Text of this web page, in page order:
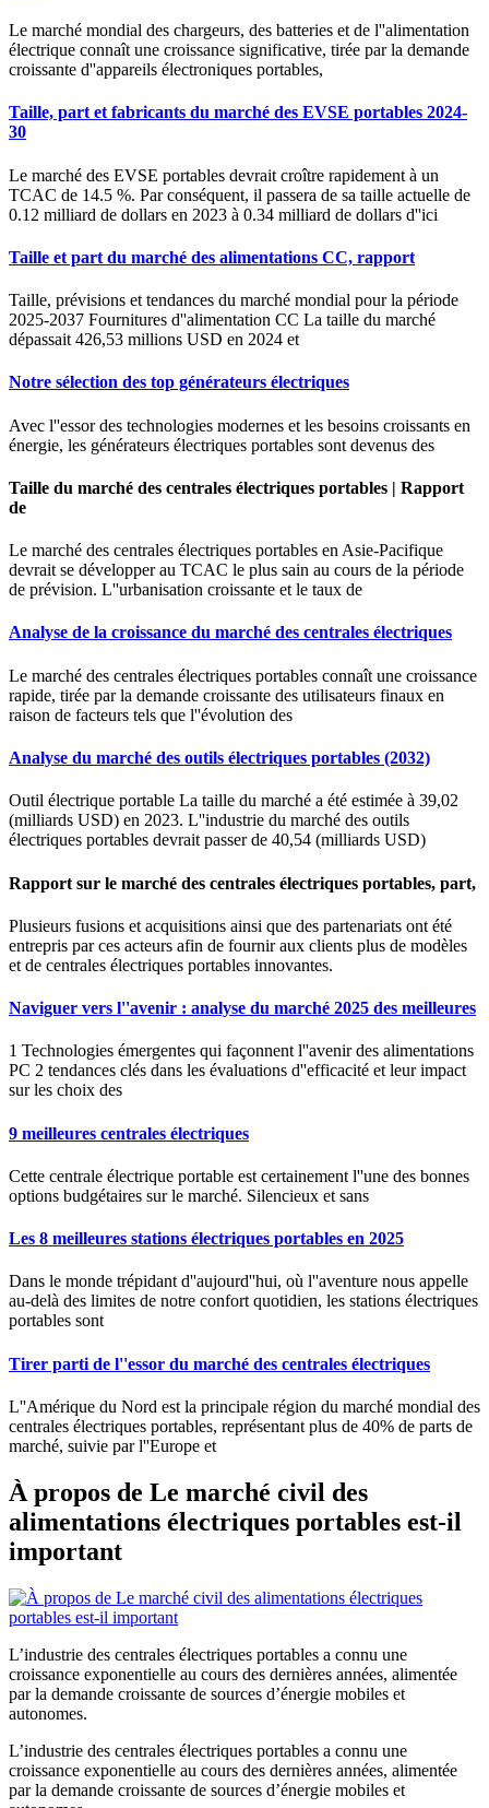
Le marché mondial des chargeurs, des batteries et de l''alimentation
électrique connaît une croissance significative, tirée par la demande
croissante d''appareils électroniques portables,
Taille, part et fabricants du marché des EVSE portables 2024-
30
Le marché des EVSE portables devrait croître rapidement à un
TCAC de 14.5 %. Par conséquent, il passera de sa taille actuelle de
0.12 milliard de dollars en 2023 à 0.34 milliard de dollars d''ici
Taille et part du marché des alimentations CC, rapport
Taille, prévisions et tendances du marché mondial pour la période
2025-2037 Fournitures d''alimentation CC La taille du marché
dépassait 426,53 millions USD en 2024 et
Notre sélection des top générateurs électriques
Avec l''essor des technologies modernes et les besoins croissants en
énergie, les générateurs électriques portables sont devenus des
Taille du marché des centrales électriques portables | Rapport
de
Le marché des centrales électriques portables en Asie-Pacifique
devrait se développer au TCAC le plus sain au cours de la période
de prévision. L''urbanisation croissante et le taux de
Analyse de la croissance du marché des centrales électriques
Le marché des centrales électriques portables connaît une croissance
rapide, tirée par la demande croissante des utilisateurs finaux en
raison de facteurs tels que l''évolution des
Analyse du marché des outils électriques portables (2032)
Outil électrique portable La taille du marché a été estimée à 39,02
(milliards USD) en 2023. L''industrie du marché des outils
électriques portables devrait passer de 40,54 (milliards USD)
Rapport sur le marché des centrales électriques portables, part,
Plusieurs fusions et acquisitions ainsi que des partenariats ont été
entrepris par ces acteurs afin de fournir aux clients plus de modèles
et de centrales électriques portables innovantes.
Naviguer vers l''avenir : analyse du marché 2025 des meilleures
1 Technologies émergentes qui façonnent l''avenir des alimentations
PC 2 tendances clés dans les évaluations d''efficacité et leur impact
sur les choix des
9 meilleures centrales électriques
Cette centrale électrique portable est certainement l''une des bonnes
options budgétaires sur le marché. Silencieux et sans
Les 8 meilleures stations électriques portables en 2025
Dans le monde trépidant d''aujourd''hui, où l''aventure nous appelle
au-delà des limites de notre confort quotidien, les stations électriques
portables sont
Tirer parti de l''essor du marché des centrales électriques
L''Amérique du Nord est la principale région du marché mondial des
centrales électriques portables, représentant plus de 40% de parts de
marché, suivie par l''Europe et
À propos de Le marché civil des
alimentations électriques portables est-il
important
L’industrie des centrales électriques portables a connu une
croissance exponentielle au cours des dernières années, alimentée
par la demande croissante de sources d’énergie mobiles et
autonomes.
L’industrie des centrales électriques portables a connu une
croissance exponentielle au cours des dernières années, alimentée
par la demande croissante de sources d’énergie mobiles et